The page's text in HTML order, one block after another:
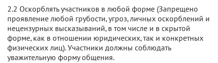
2.2 Оскорблять участников в любой форме (Запрещено
проявление любой грубости, угроз, личных оскорблений и
нецензурных высказываний, в том числе и в скрытой
форме, как в отношении юридических, так и конкретных
физических лиц). Участники должны соблюдать
уважительную форму общения.